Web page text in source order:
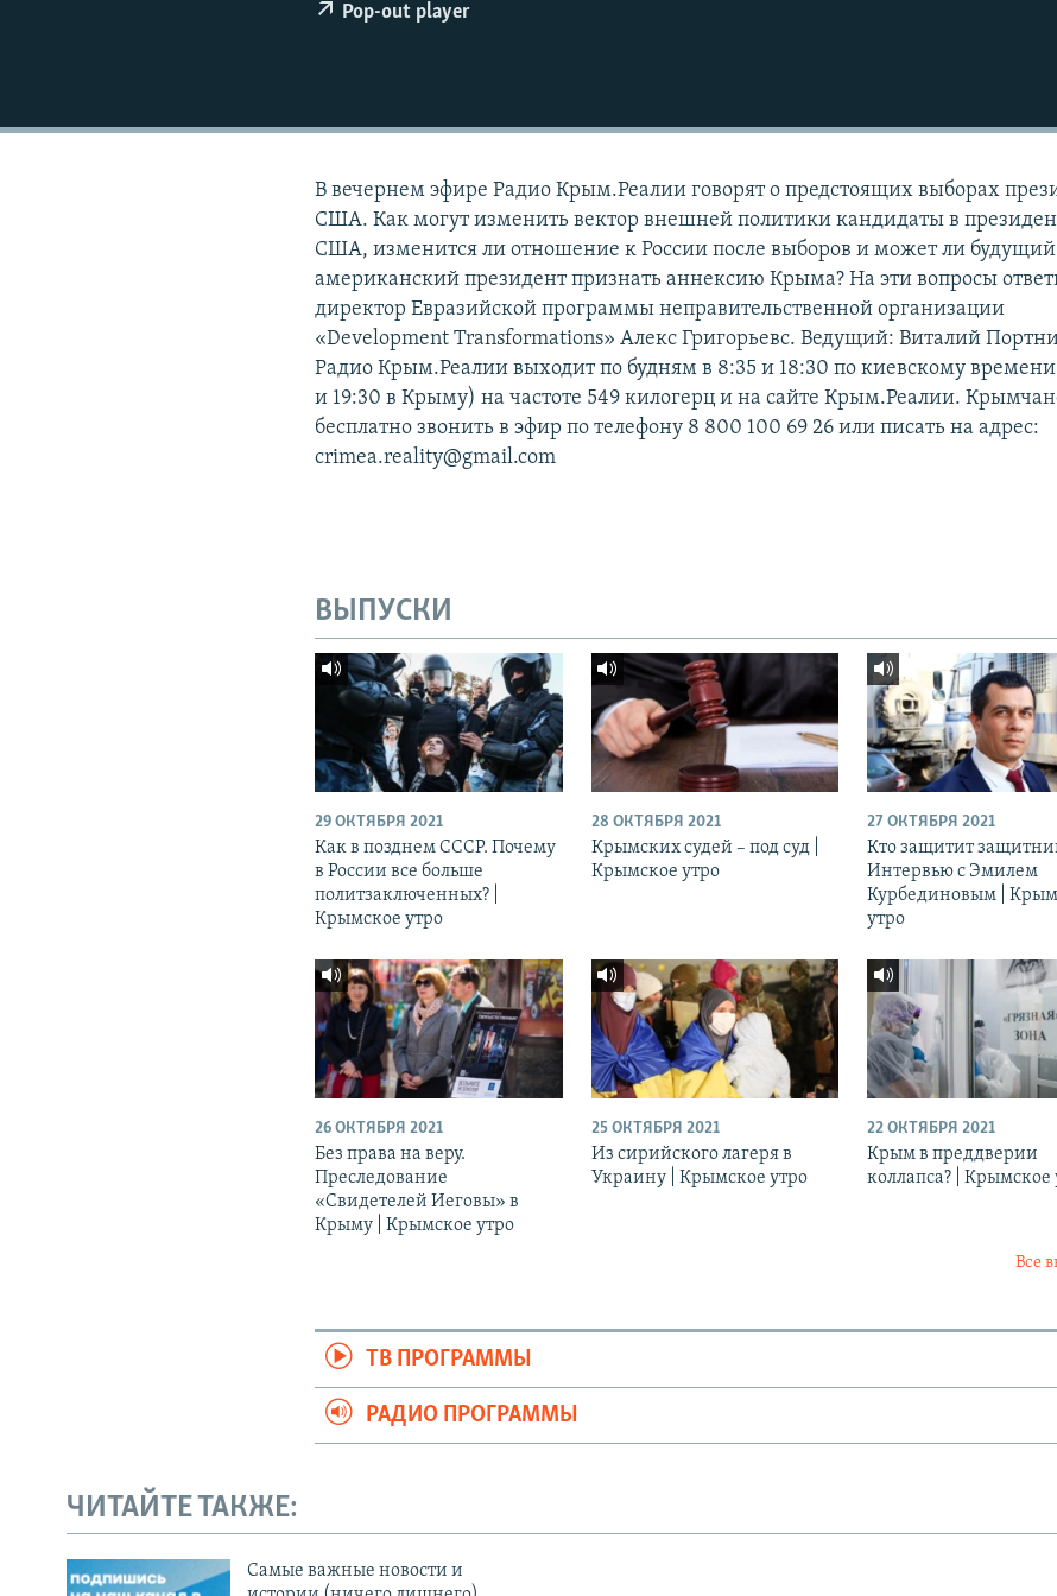
УКРАИНСКАЯ ПРОБЛЕМА КРЫМА
Pop-out player
В вечернем эфире Радио Крым.Реалии говорят о предстоящих выборах
США. Как могут изменить вектор внешней политики кандидаты в
США, изменится ли отношение к России после выборов и может ли будущий
американский президент признать аннексию Крыма? На эти вопросы
директор Евразийской программы неправительственной организации
«Development Transformations» Алекс Григорьевс. Ведущий: Виталий
Радио Крым.Реалии выходит по будням в 8:35 и 18:30 по киевскому времени
и 19:30 в Крыму) на частоте 549 килогерц и на сайте Крым.Реалии.
бесплатно звонить в эфир по телефону 8 800 100 69 26 или писать на адрес:
crimea.reality@gmail.com
ВЫПУСКИ
29 ОКТЯБРЯ 2021
Как в позднем СССР. Почему
в России все больше
политзаключенных? |
Крымское утро
28 ОКТЯБРЯ 2021
Крымских судей – под суд |
Крымское утро
27 ОКТЯБРЯ 2021
Кто защитит
Интервью с Эмилем
Курбединовым |
утро
26 ОКТЯБРЯ 2021
Без права на веру.
Преследование
«Свидетелей Иеговы» в
Крыму | Крымское утро
25 ОКТЯБРЯ 2021
Из сирийского лагеря в
Украину | Крымское утро
22 ОКТЯБРЯ 2021
Крым в преддверии
коллапса? | Крымское
Все
ТВ ПРОГРАММЫ
РАДИО ПРОГРАММЫ
ЧИТАЙТЕ ТАКЖЕ:
Cамые важные новости и